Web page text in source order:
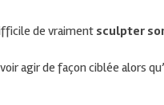
de vraimentsculpter
agir de façon ciblée alors